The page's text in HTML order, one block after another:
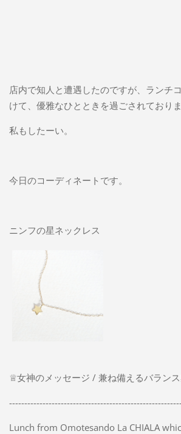
店内で知人と遭遇したのですが、ランチ
けて、優雅なひとときを過ごされており
私もしたーい。
今日のコーディネートです。
ニンフの星ネックレス
♕女神のメッセージ / 兼ね備えるバラン
Lunch from Omotesando La CHIALA